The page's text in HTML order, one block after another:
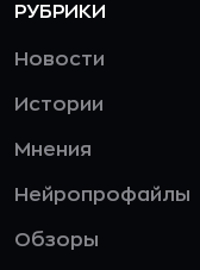
РУБРИКИ
Новости
Истории
Мнения
Нейропрофайлы
Обзоры